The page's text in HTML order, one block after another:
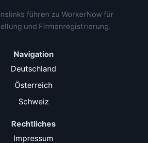
führen zu WorkerNow für
und Firmenregistrierung.
Navigation
Deutschland
Österreich
Schweiz
Rechtliches
Impressum